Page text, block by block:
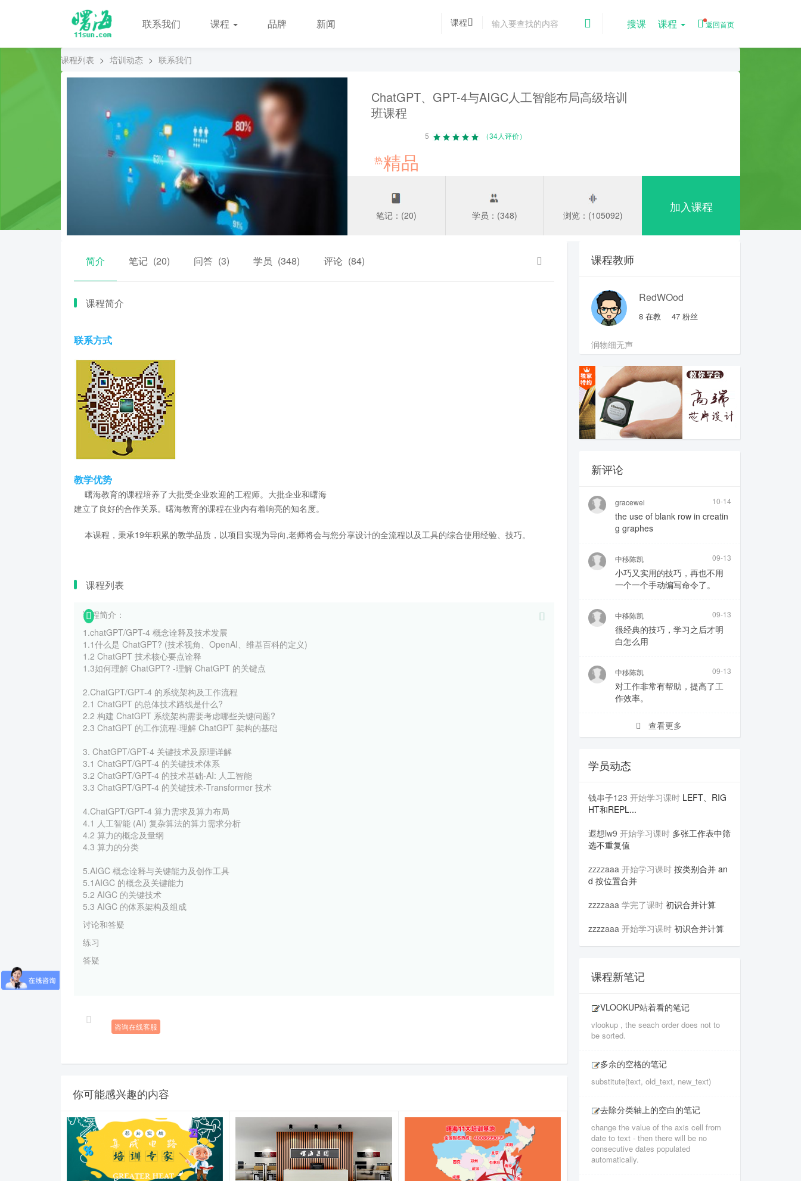
联系我们 课程 品牌 新闻 搜课 课程 返回首页
课程
课程列表 > 培训动态 > 联系我们
ChatGPT、GPT-4与AIGC人工智能布局高级培训
班课程
5 （34人评价）
热精品
笔记：(20) 学员：(348) 浏览：(105092)
加入课程
简介 笔记 (20) 问答 (3) 学员 (348) 评论 (84)
课程简介
联系方式
教学优势
曙海教育的课程培养了大批受企业欢迎的工程师。大批企业和曙海
建立了良好的合作关系。曙海教育的课程在业内有着响亮的知名度。
本课程，秉承19年积累的教学品质，以项目实现为导向,老师将会与您分享设计的全流程以及工具的综合使用经验、技巧。
课程列表
课程简介：
1.chatGPT/GPT-4 概念诠释及技术发展
1.1什么是 ChatGPT? (技术视角、OpenAI、维基百科的定义)
1.2 ChatGPT 技术核心要点诠释
1.3如何理解 ChatGPT? -理解 ChatGPT 的关键点
2.ChatGPT/GPT-4 的系统架构及工作流程
2.1 ChatGPT 的总体技术路线是什么?
2.2 构建 ChatGPT 系统架构需要考虑哪些关键问题?
2.3 ChatGPT 的工作流程-理解 ChatGPT 架构的基础
3. ChatGPT/GPT-4 关键技术及原理详解
3.1 ChatGPT/GPT-4 的关键技术体系
3.2 ChatGPT/GPT-4 的技术基础-AI: 人工智能
3.3 ChatGPT/GPT-4 的关键技术-Transformer 技术
4.ChatGPT/GPT-4 算力需求及算力布局
4.1 人工智能 (AI) 复杂算法的算力需求分析
4.2 算力的概念及量纲
4.3 算力的分类
5.AIGC 概念诠释与关键能力及创作工具
5.1AIGC 的概念及关键能力
5.2 AIGC 的关键技术
5.3 AIGC 的体系架构及组成
讨论和答疑
练习
答疑
咨询在线客服
你可能感兴趣的内容
课程教师
RedWOod
8 在教 47 粉丝
润物细无声
新评论
gracewei 10-14
the use of blank row in creatin
g graphes
中移陈凯 09-13
小巧又实用的技巧，再也不用
一个一个手动编写命令了。
中移陈凯 09-13
很经典的技巧，学习之后才明
白怎么用
中移陈凯 09-13
对工作非常有帮助，提高了工
作效率。
查看更多
学员动态
钱串子123 开始学习课时 LEFT、RIG
HT和REPL...
遐想lw9 开始学习课时 多张工作表中筛
选不重复值
zzzzaaa 开始学习课时 按类别合并 an
d 按位置合并
zzzzaaa 学完了课时 初识合并计算
zzzzaaa 开始学习课时 初识合并计算
课程新笔记
VLOOKUP站着看的笔记
vlookup , the seach order does not to
be sorted.
多余的空格的笔记
substitute(text, old_text, new_text)
去除分类轴上的空白的笔记
change the value of the axis cell from
date to text - then there will be no
consecutive dates populated
automatically.